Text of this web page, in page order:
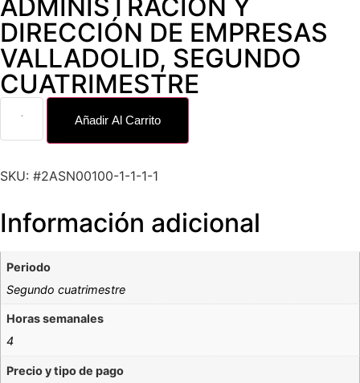
ADMINISTRACIÓN Y
DIRECCIÓN DE EMPRESAS
VALLADOLID, SEGUNDO
CUATRIMESTRE
Añadir Al Carrito
SKU: #2ASN00100-1-1-1-1
Información adicional
Periodo
Segundo cuatrimestre
Horas semanales
4
Precio y tipo de pago